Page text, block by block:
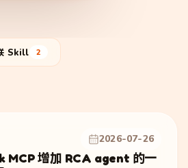
Skill 2
2026-07-26
MCP 增加 RCA agent 的一